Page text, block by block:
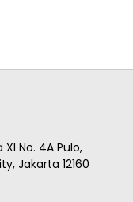
XI No. 4A Pulo,
Jakarta 12160